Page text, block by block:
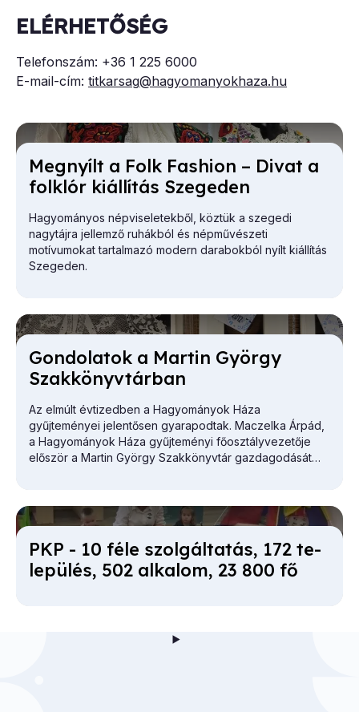
ELÉRHETŐSÉG
Telefonszám: +36 1 225 6000
E-mail-cím: titkarsag@hagyomanyokhaza.hu
Meg­nyílt a Folk Fashi­on – Di­vat a
folk­lór ki­ál­lí­tás Sze­ge­den
Hagyományos népviseletekből, köztük a szegedi
nagytájra jellemző ruhákból és népművészeti
motívumokat tartalmazó modern darabokból nyílt kiállítás
Szegeden.
Gon­do­la­tok a Mar­tin György
Szak­könyv­tár­ban
Az elmúlt évtizedben a Hagyományok Háza
gyűjteményei jelentősen gyarapodtak. Maczelka Árpád,
a Hagyományok Háza gyűjteményi főosztályvezetője
először a Martin György Szakkönyvtár gazdagodását
PKP - 10 fé­le szol­gál­ta­tás, 172 te­
le­pü­lés, 502 al­ka­lom, 23 800 fő